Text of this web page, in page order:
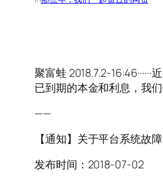
聚富蛙 2018.7.2-
已到期的本金和利息，我
——
【通知】关于平台系统故
发布时间：2018-07-02